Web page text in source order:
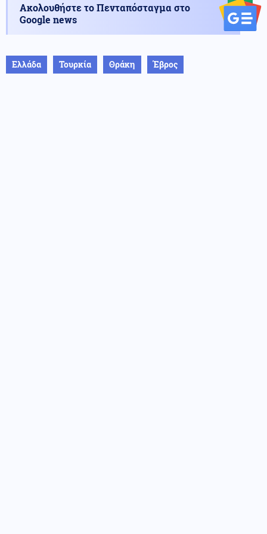
Ακολουθήστε το Πενταπόσταγμα στο
Google news
Ελλάδα Τουρκία Θράκη Έβρος